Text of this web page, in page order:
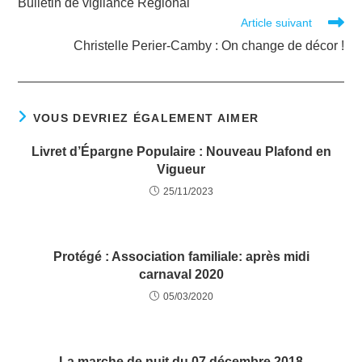
Bulletin de vigilance Régional
Article suivant
Christelle Perier-Camby : On change de décor !
VOUS DEVRIEZ ÉGALEMENT AIMER
Livret d’Épargne Populaire : Nouveau Plafond en
Vigueur
25/11/2023
Protégé : Association familiale: après midi
carnaval 2020
05/03/2020